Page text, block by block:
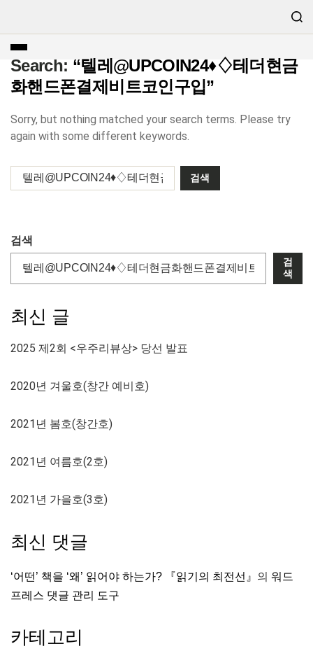
Search: “텔레@UPCOIN24♦♢테더현금
화핸드폰결제비트코인구입”
Sorry, but nothing matched your search terms. Please try
again with some different keywords.
검색
검
색
최신 글
2025 제2회 <우주리뷰상> 당선 발표
2020년 겨울호(창간 예비호)
2021년 봄호(창간호)
2021년 여름호(2호)
2021년 가을호(3호)
최신 댓글
‘어떤’ 책을 ‘왜’ 읽어야 하는가? 『읽기의 최전선』 의 워드
프레스 댓글 관리 도구
카테고리